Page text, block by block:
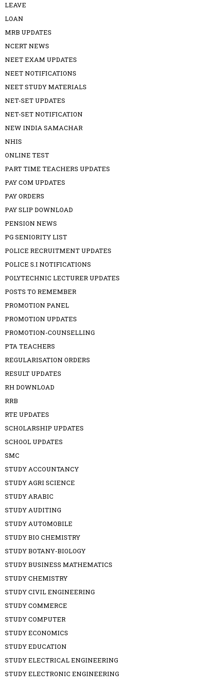
LEAVE
LOAN
MRB UPDATES
NCERT NEWS
NEET EXAM UPDATES
NEET NOTIFICATIONS
NEET STUDY MATERIALS
NET-SET UPDATES
NET-SET NOTIFICATION
NEW INDIA SAMACHAR
NHIS
ONLINE TEST
PART TIME TEACHERS UPDATES
PAY COM UPDATES
PAY ORDERS
PAY SLIP DOWNLOAD
PENSION NEWS
PG SENIORITY LIST
POLICE RECRUITMENT UPDATES
POLICE S.I NOTIFICATIONS
POLYTECHNIC LECTURER UPDATES
POSTS TO REMEMBER
PROMOTION PANEL
PROMOTION UPDATES
PROMOTION-COUNSELLING
PTA TEACHERS
REGULARISATION ORDERS
RESULT UPDATES
RH DOWNLOAD
RRB
RTE UPDATES
SCHOLARSHIP UPDATES
SCHOOL UPDATES
SMC
STUDY ACCOUNTANCY
STUDY AGRI SCIENCE
STUDY ARABIC
STUDY AUDITING
STUDY AUTOMOBILE
STUDY BIO CHEMISTRY
STUDY BOTANY-BIOLOGY
STUDY BUSINESS MATHEMATICS
STUDY CHEMISTRY
STUDY CIVIL ENGINEERING
STUDY COMMERCE
STUDY COMPUTER
STUDY ECONOMICS
STUDY EDUCATION
STUDY ELECTRICAL ENGINEERING
STUDY ELECTRONIC ENGINEERING